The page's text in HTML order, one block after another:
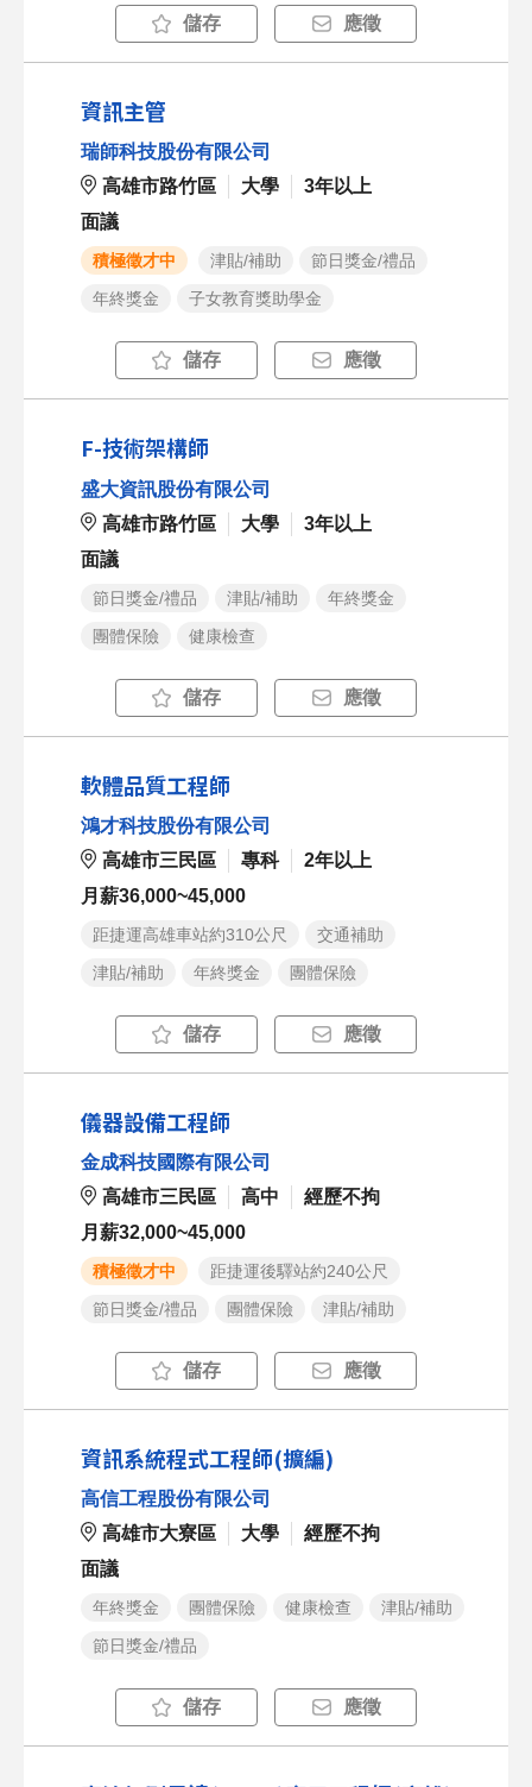
儲存 應徵
資訊主管
瑞師科技股份有限公司
高雄市路竹區
大學
3年以上
面議
積極徵才中 津貼/補助
節日獎金/禮品
年終獎金
子女教育獎助學金
儲存 應徵
F-技術架構師
盛大資訊股份有限公司
高雄市路竹區
大學
3年以上
面議
節日獎金/禮品 津貼/補助
年終獎金
團體保險
健康檢查
儲存 應徵
軟體品質工程師
鴻才科技股份有限公司
高雄市三民區
專科
2年以上
月薪36,000~45,000
距捷運高雄車站約310公尺
交通補助
津貼/補助
年終獎金 團體保險
儲存 應徵
儀器設備工程師
金成科技國際有限公司
高雄市三民區
高中
經歷不拘
月薪32,000~45,000
積極徵才中
距捷運後驛站約240公尺
節日獎金/禮品
團體保險 津貼/補助
儲存 應徵
資訊系統程式工程師(擴編)
高信工程股份有限公司
高雄市大寮區
大學
經歷不拘
面議
年終獎金 團體保險 健康檢查
津貼/補助
節日獎金/禮品
儲存 應徵